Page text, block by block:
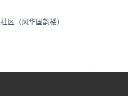
区（风华国韵楼）